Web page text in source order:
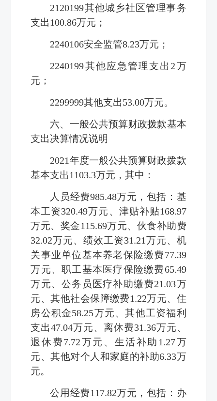
2120199其他城乡社区管理事务
支出100.86万元；
2240106安全监管8.23万元；
2240199其他应急管理支出2万
元；
2299999其他支出53.00万元。
六、一般公共预算财政拨款基本
支出决算情况说明
2021年度一般公共预算财政拨款
基本支出1103.3万元，其中：
人员经费985.48万元，包括：基
本工资320.49万元、津贴补贴168.97
万元、奖金115.69万元、伙食补助费
32.02万元、绩效工资31.21万元、机
关事业单位基本养老保险缴费77.39
万元、职工基本医疗保险缴费65.49
万元、公务员医疗补助缴费21.03万
元、其他社会保障缴费1.22万元、住
房公积金58.25万元、其他工资福利
支出47.04万元、离休费31.36万元、
退休费7.72万元、生活补助1.27万
元、其他对个人和家庭的补助6.33万
元。
公用经费117.82万元，包括：办